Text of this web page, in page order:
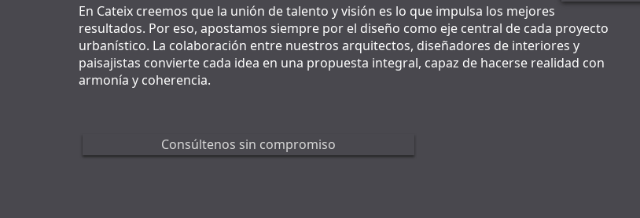
En Cateix creemos que la unión de talento y visión es lo que impulsa los mejores
resultados. Por eso, apostamos siempre por el diseño como eje central de cada proyecto
urbanístico. La colaboración entre nuestros arquitectos, diseñadores de interiores y
paisajistas convierte cada idea en una propuesta integral, capaz de hacerse realidad con
armonía y coherencia.
Consúltenos sin compromiso